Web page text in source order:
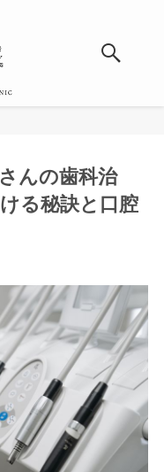
んの歯科治
る秘訣と口腔